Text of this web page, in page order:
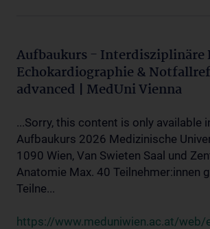
Aufbaukurs - Interdisziplinäre
Echokardiographie &
advanced | MedUni Vienna
...Sorry, this content is only available
Aufbaukurs 2026 Medizinische
1090 Wien, Van Swieten Saal und
Anatomie Max. 40 Teilnehmer:innen
Teilne...
https://www.meduniwien.ac.at/web/